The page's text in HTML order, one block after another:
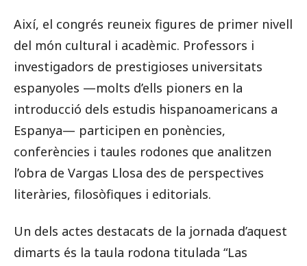
Així, el congrés reuneix figures de primer nivell
del món cultural i acadèmic. Professors i
investigadors de prestigioses universitats
espanyoles —molts d’ells pioners en la
introducció dels estudis hispanoamericans a
Espanya— participen en ponències,
conferències i taules rodones que analitzen
l’obra de Vargas Llosa des de perspectives
literàries, filosòfiques i editorials.
Un dels actes destacats de la jornada d’aquest
dimarts és la taula rodona titulada “Las